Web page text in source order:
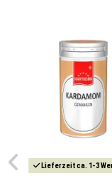
Lieferzeit ca. 1-3